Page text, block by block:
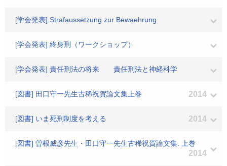
[学会発表] Strafaussetzung zur Bewaehrung
[学会発表] 終身刑（ワークショップ）
[学会発表] 責任刑法の将来 責任刑法と神経科学
[図書] 田口守一先生古稀祝賀論文集上巻 2014
[図書] いま死刑制度を考える 2014
[図書] 曽根威彦先生・田口守一先生古稀祝賀論文集. 上巻
2014